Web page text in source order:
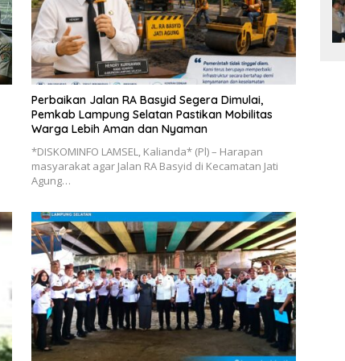
Perbaikan Jalan RA Basyid Segera Dimulai,
Pemkab Lampung Selatan Pastikan Mobilitas
Warga Lebih Aman dan Nyaman
*DISKOMINFO LAMSEL, Kalianda* (Pl) – Harapan
masyarakat agar Jalan RA Basyid di Kecamatan Jati
Agung…